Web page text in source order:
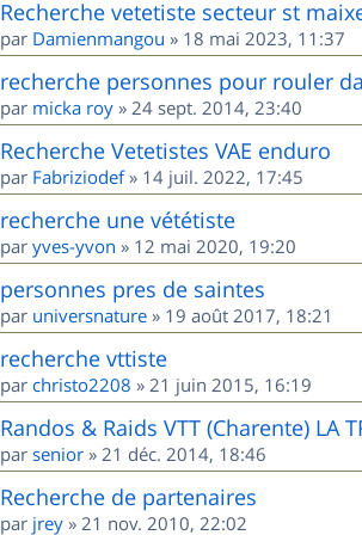
Recherche vetetiste secteur st
par Damienmangou » 18 mai 2023, 11:37
recherche personnes pour rouler
par micka roy » 24 sept. 2014, 23:40
Recherche Vetetistes VAE enduro
par Fabriziodef» 14 juil. 2022, 17:45
recherche une vététiste
par yves-yvon » 12 mai 2020, 19:20
personnes pres de saintes
par universnature » 19 août 2017, 18:21
recherche vttiste
par christo2208 » 21 juin 2015, 16:19
Randos & Raids VTT (Charente) LA
par senior » 21 déc. 2014, 18:46
Recherche de partenaires
par jrey » 21 nov. 2010, 22:02